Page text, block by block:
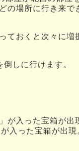
の場所に行き来で
ておくと次々に増
しに行けます。
が入った宝箱が出
入った宝箱が出現